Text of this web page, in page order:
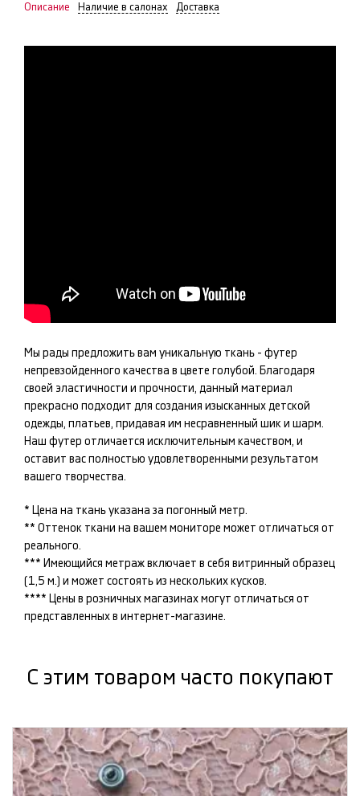
Описание Наличие в салонах Доставка
Мы рады предложить вам уникальную ткань - футер
непревзойденного качества в цвете голубой. Благодаря
своей эластичности и прочности, данный материал
прекрасно подходит для создания изысканных детской
одежды, платьев, придавая им несравненный шик и шарм.
Наш футер отличается исключительным качеством, и
оставит вас полностью удовлетворенными результатом
вашего творчества.
* Цена на ткань указана за погонный метр.
** Оттенок ткани на вашем мониторе может отличаться от
реального.
*** Имеющийся метраж включает в себя витринный образец
(1,5 м.) и может состоять из нескольких кусков.
**** Цены в розничных магазинах могут отличаться от
представленных в интернет-магазине.
С этим товаром часто покупают